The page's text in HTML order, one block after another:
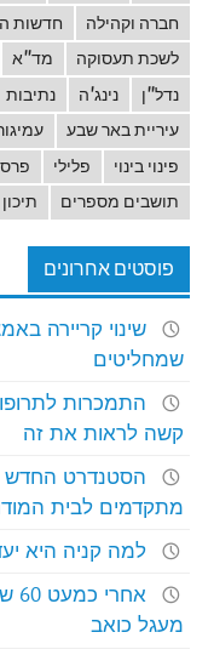
חברה וקהילה
חדשות
לשכת תעסוקה
מד"א
נדל"ן
נינג'ה נתיבות
עיריית באר שבע
עמיגור
פינוי בינוי
פלילי
תושבים מספרים
פוסטים אחרונים
שינוי קריירה
שמחליטים
התמכרות
קשה לראות את זה
הסטנדרט החדש
מתקדמים לבית
למה קניה היא
מעגל כואב